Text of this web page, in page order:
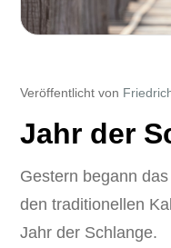
Veröffentlicht von
Jahr der
Gestern begann
den traditionellen
Jahr der Schlange.